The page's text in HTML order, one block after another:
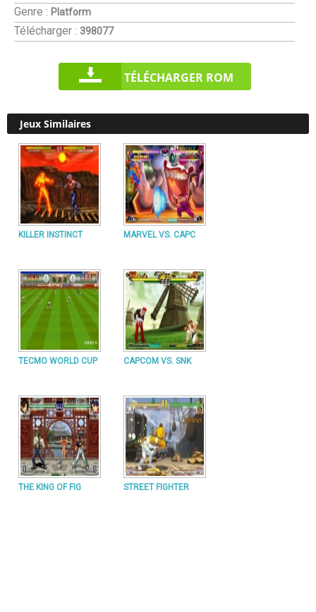
Genre : Platform
Télécharger : 398077
TÉLÉCHARGER ROM
Jeux Similaires
KILLER INSTINCT MARVEL VS. CAPC
TECMO WORLD CUP CAPCOM VS. SNK
THE KING OF FIG STREET FIGHTER